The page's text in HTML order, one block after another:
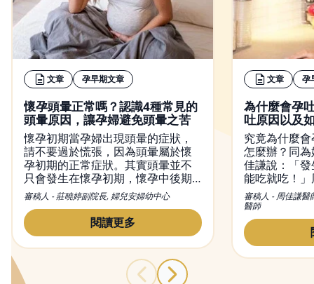
文章 孕早期文章
懷孕頭暈正常嗎？認識4種常見的
頭暈原因，讓孕婦避免頭暈之苦
懷孕初期當孕婦出現頭暈的症狀，
請不要過於慌張，因為頭暈屬於懷
孕初期的正常症狀。其實頭暈並不
只會發生在懷孕初期，懷孕中後期
也有可能出現頭暈現象。然而，造
成懷孕頭暈的原因有很多種，從懷
孕初期到晚期都有可能出現頭暈的
症狀，而改善頭暈的方法也不盡相
同，本文不僅會介紹頭暈的原因，
同時也會提供緩解懷孕頭暈的方
審稿人 - 莊曉婷副院長, 婦兒安婦幼中心
閱讀更多
文章 孕
為什麼會孕
吐原因以及
究竟為什麼
怎麼辦？同
佳謙說：「
能吃就吃！
初期孕吐經
和容易引起
量多餐的進
胃酸，舒緩
審稿人 - 周佳謙醫
醫師